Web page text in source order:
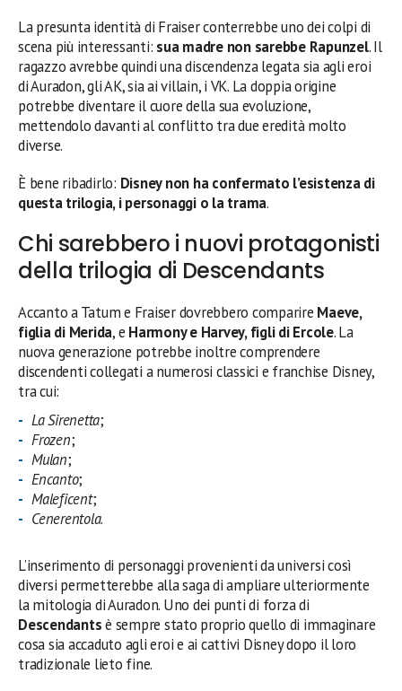
La presunta identità di Fraiser conterrebbe uno dei colpi di
scena più interessanti: sua madre non sarebbe Rapunzel. Il
ragazzo avrebbe quindi una discendenza legata sia agli eroi
di Auradon, gli AK, sia ai villain, i VK. La doppia origine
potrebbe diventare il cuore della sua evoluzione,
mettendolo davanti al conflitto tra due eredità molto
diverse.
È bene ribadirlo: Disney non ha confermato l’esistenza di
questa trilogia, i personaggi o la trama.
Chi sarebbero i nuovi protagonisti
della trilogia di Descendants
Accanto a Tatum e Fraiser dovrebbero comparire Maeve,
figlia di Merida, e Harmony e Harvey, figli di Ercole. La
nuova generazione potrebbe inoltre comprendere
discendenti collegati a numerosi classici e franchise Disney,
tra cui:
La Sirenetta;
Frozen;
Mulan;
Encanto;
Maleficent;
Cenerentola.
L’inserimento di personaggi provenienti da universi così
diversi permetterebbe alla saga di ampliare ulteriormente
la mitologia di Auradon. Uno dei punti di forza di
Descendantsè sempre stato proprio quello di immaginare
cosa sia accaduto agli eroi e ai cattivi Disney dopo il loro
tradizionale lieto fine.